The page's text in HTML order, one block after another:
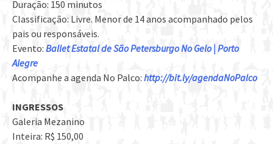
Duração: 150 minutos
Classificação: Livre. Menor de 14 anos acompanhado pelos
pais ou responsáveis.
Evento: Ballet Estatal de São Petersburgo No Gelo | Porto
Alegre
Acompanhe a agenda No Palco: http://bit.ly/agendaNoPalco
INGRESSOS
Galeria Mezanino
Inteira: R$ 150,00